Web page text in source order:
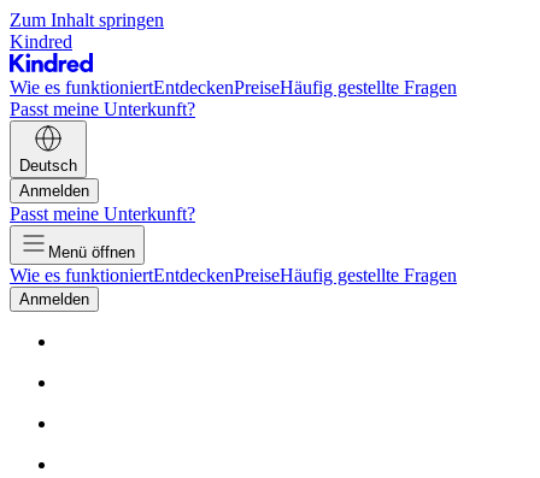
Zum Inhalt springen
Kindred
Wie es funktioniertEntdeckenPreiseHäufig gestellte Fragen
Passt meine Unterkunft?
Deutsch
Anmelden
Passt meine Unterkunft?
Menü öffnen
Wie es funktioniertEntdeckenPreiseHäufig gestellte Fragen
Anmelden